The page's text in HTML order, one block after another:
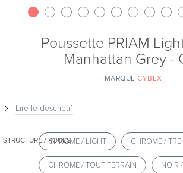
Poussette PRIAM
Manhattan Grey -
MARQUE CYBEX
Lire le descriptif
STRUCTURE / ROUESCHROME / LIGHT CHROME /
CHROME / TOUT TERRAIN NOIR